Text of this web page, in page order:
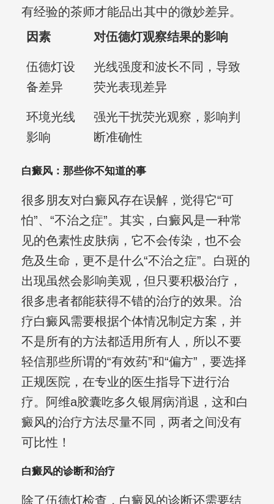
有经验的茶师才能品出其中的微妙差异。
因素
对伍德灯观察结果的影响
伍德灯设
备差异
光线强度和波长不同，导致
荧光表现差异
环境光线
影响
强光干扰荧光观察，影响判
断准确性
白癜风：那些你不知道的事
很多朋友对白癜风存在误解，觉得它“可
怕”、“不治之症”。其实，白癜风是一种常
见的色素性皮肤病，它不会传染，也不会
危及生命，更不是什么“不治之症”。白斑的
出现虽然会影响美观，但只要积极治疗，
很多患者都能获得不错的治疗的效果。治
疗白癜风需要根据个体情况制定方案，并
不是所有的方法都适用所有人，所以不要
轻信那些所谓的“有效药”和“偏方”，要选择
正规医院，在专业的医生指导下进行治
疗。阿维a胶囊吃多久银屑病消退，这和白
癜风的治疗方法尽量不同，两者之间没有
可比性！
白癜风的诊断和治疗
除了伍德灯检查，白癜风的诊断还需要结